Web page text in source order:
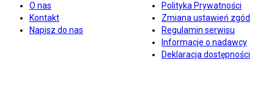
O nas
Kontakt
Napisz do nas
Polityka Prywatności
Zmiana ustawień zgód
Regulamin serwisu
Informacje o nadawcy
Deklaracja dostępności